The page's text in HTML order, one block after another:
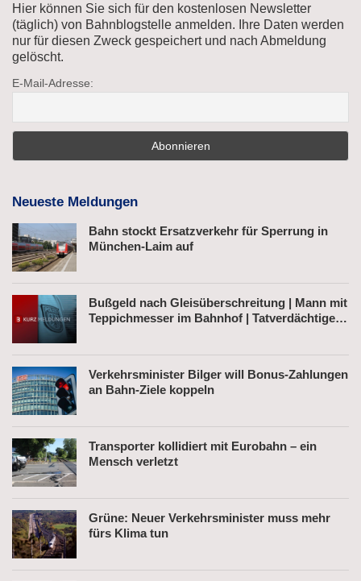
Hier können Sie sich für den kostenlosen Newsletter
(täglich) von Bahnblogstelle anmelden. Ihre Daten werden
nur für diesen Zweck gespeichert und nach Abmeldung
gelöscht.
E-Mail-Adresse:
Neueste Meldungen
Bahn stockt Ersatzverkehr für Sperrung in
München-Laim auf
Bußgeld nach Gleisüberschreitung | Mann mit
Teppichmesser im Bahnhof | Tatverdächtiger
Verkehrsminister Bilger will Bonus-Zahlungen
an Bahn-Ziele koppeln
Transporter kollidiert mit Eurobahn – ein
Mensch verletzt
Grüne: Neuer Verkehrsminister muss mehr
fürs Klima tun